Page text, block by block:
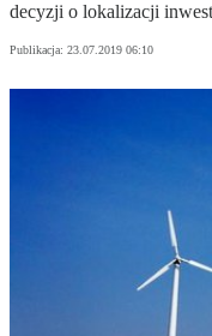
decyzji o lokalizacji
Publikacja: 23.07.2019 06:10